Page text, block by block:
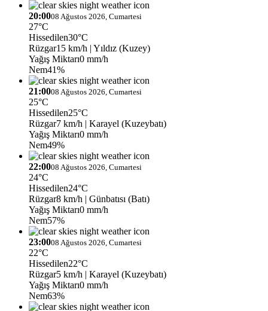
20:0008 Ağustos 2026, Cumartesi
27°C
Hissedilen30°C
Rüzgar15 km/h | Yıldız (Kuzey)
Yağış Miktarı0 mm/h
Nem41%
21:0008 Ağustos 2026, Cumartesi
25°C
Hissedilen25°C
Rüzgar7 km/h | Karayel (Kuzeybatı)
Yağış Miktarı0 mm/h
Nem49%
22:0008 Ağustos 2026, Cumartesi
24°C
Hissedilen24°C
Rüzgar8 km/h | Günbatısı (Batı)
Yağış Miktarı0 mm/h
Nem57%
23:0008 Ağustos 2026, Cumartesi
22°C
Hissedilen22°C
Rüzgar5 km/h | Karayel (Kuzeybatı)
Yağış Miktarı0 mm/h
Nem63%